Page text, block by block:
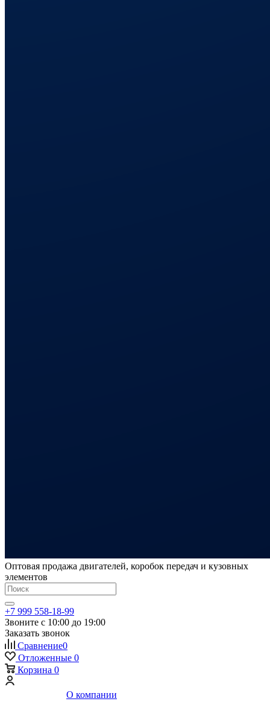
Оптовая продажа двигателей, коробок передач и кузовных
элементов
+7 999 558-18-99
Звоните с 10:00 до 19:00
Заказать звонок
Сравнение0
Отложенные 0
Корзина 0
О компании